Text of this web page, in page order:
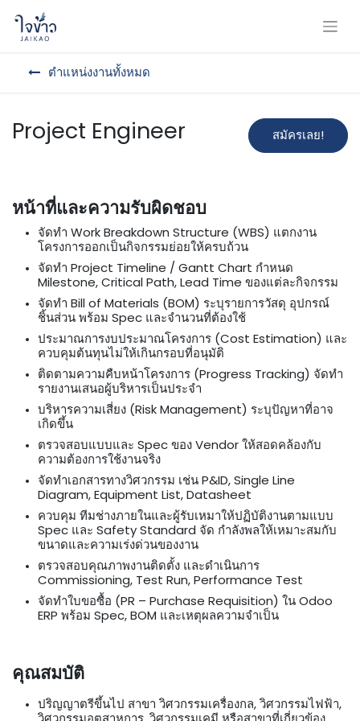
ตำแหน่งงานทั้งหมด
สมัครเลย!
Project Engineer
หน้าที่และความรับผิดชอบ
จัดทำ Work Breakdown Structure (WBS) แตกงาน
โครงการออกเป็นกิจกรรมย่อยให้ครบถ้วน
จัดทำ Project Timeline / Gantt Chart กำหนด
Milestone, Critical Path, Lead Time ของแต่ละกิจกรรม
จัดทำ Bill of Materials (BOM) ระบุรายการวัสดุ อุปกรณ์
ชิ้นส่วน พร้อม Spec และจำนวนที่ต้องใช้
ประมาณการงบประมาณโครงการ (Cost Estimation) และ
ควบคุมต้นทุนไม่ให้เกินกรอบที่อนุมัติ
ติดตามความคืบหน้าโครงการ (Progress Tracking) จัดทำ
รายงานเสนอผู้บริหารเป็นประจำ
บริหารความเสี่ยง (Risk Management) ระบุปัญหาที่อาจ
เกิดขึ้น
ตรวจสอบแบบและ Spec ของ Vendor ให้สอดคล้องกับ
ความต้องการใช้งานจริง
จัดทำเอกสารทางวิศวกรรม เช่น P&ID, Single Line
Diagram, Equipment List, Datasheet
ควบคุม ทีมช่างภายในและผู้รับเหมาให้ปฏิบัติงานตามแบบ
Spec และ Safety Standard จัด กำลังพลให้เหมาะสมกับ
ขนาดและความเร่งด่วนของงาน
ตรวจสอบคุณภาพงานติดตั้ง และดำเนินการ
Commissioning, Test Run, Performance Test
จัดทำใบขอซื้อ (PR – Purchase Requisition) ใน Odoo
ERP พร้อม Spec, BOM และเหตุผลความจำเป็น
คุณสมบัติ
ปริญญาตรีขึ้นไป สาขา วิศวกรรมเครื่องกล, วิศวกรรมไฟฟ้า,